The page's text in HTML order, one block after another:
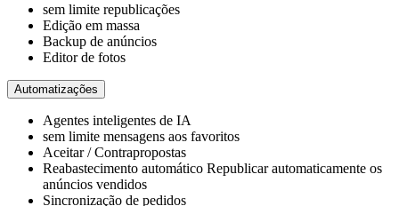
sem limite republicações
Edição em massa
Backup de anúncios
Editor de fotos
Automatizações
Agentes inteligentes de IA
sem limite mensagens aos favoritos
Aceitar / Contrapropostas
Reabastecimento automático Republicar automaticamente os
anúncios vendidos
Sincronização de pedidos